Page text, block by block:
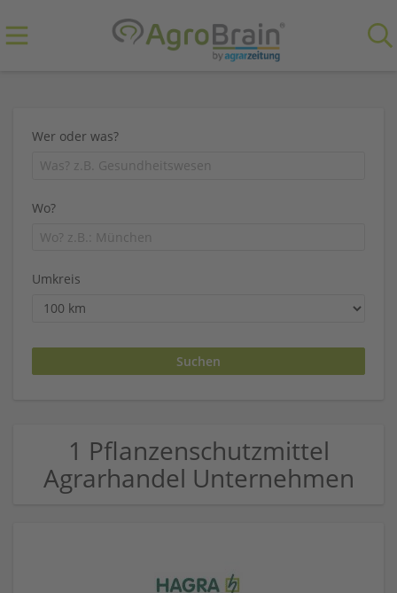
Wer oder was?
Wo?
Umkreis
1 Pflanzenschutzmittel
Agrarhandel Unternehmen